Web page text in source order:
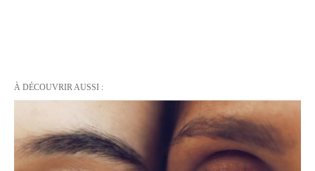
À DÉCOUVRIR AUSSI :